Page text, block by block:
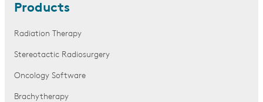
Products
Radiation Therapy
Stereotactic Radiosurgery
Oncology Software
Brachytherapy